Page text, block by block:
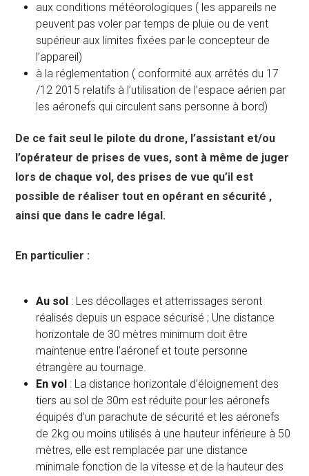
aux conditions météorologiques ( les appareils ne
peuvent pas voler par temps de pluie ou de vent
supérieur aux limites fixées par le concepteur de
l’appareil)
à la réglementation ( conformité aux arrêtés du 17
/12 2015 relatifs à l’utilisation de l’espace aérien par
les aéronefs qui circulent sans personne à bord)
De ce fait seul le pilote du drone, l’assistant et/ou
l’opérateur de prises de vues, sont à même de juger
lors de chaque vol, des prises de vue qu’il est
possible de réaliser tout en opérant en sécurité ,
ainsi que dans le cadre légal.
En particulier :
Au sol : Les décollages et atterrissages seront
réalisés depuis un espace sécurisé ; Une distance
horizontale de 30 mètres minimum doit être
maintenue entre l’aéronef et toute personne
étrangère au tournage.
En vol : La distance horizontale d’éloignement des
tiers au sol de 30m est réduite pour les aéronefs
équipés d’un parachute de sécurité et les aéronefs
de 2kg ou moins utilisés à une hauteur inférieure à 50
mètres, elle est remplacée par une distance
minimale fonction de la vitesse et de la hauteur des